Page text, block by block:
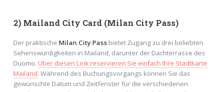
2) Mailand City Card (Milan City Pass)
Der praktische Milan City Passbietet Zugang zu drei beliebten
Sehenswürdigkeiten in Mailand, darunter der Dachterrasse des
Duomo. Über diesen Link reservieren Sie einfach Ihre Stadtkarte
Mailand. Während des Buchungsvorgangs können Sie das
gewünschte Datum und Zeitfenster für die verschiedenen